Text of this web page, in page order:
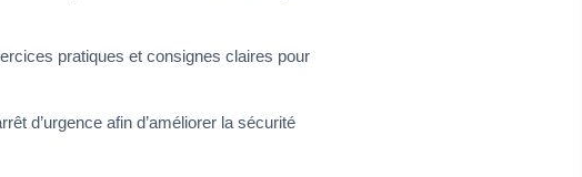
pratiques et consignes claires pour
d’urgence afin d’améliorer la sécurité